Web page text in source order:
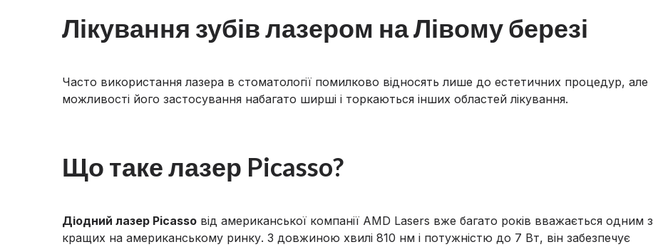
Лікування зубів лазером на Лівому березі
Часто використання лазера в стоматології помилково відносять лише до естетичних процедур, але
можливості його застосування набагато ширші і торкаються інших областей лікування.
Що таке лазер Picasso?
Діодний лазер Picasso від американської компанії AMD Lasers вже багато років вважається одним з
кращих на американському ринку. З довжиною хвилі 810 нм і потужністю до 7 Вт, він забезпечує